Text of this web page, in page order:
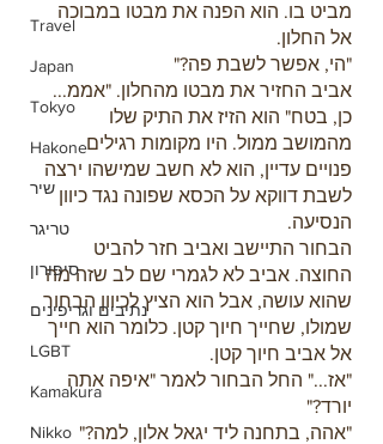
Travel
Japan
Tokyo
Hakone
שיר
טריגר
סיפורון
נתיבים וגריפינים
LGBT
Kamakura
Nikko
מביט בו. הוא הפנה את מבטו במבוכה
אל החלון.
"הי, אפשר לשבת פה?"
אביב החזיר את מבטו מהחלון. "אממ...
כן, בטח" הוא הזיז את התיק שלו
מהמושב ממול. היו מקומות רגילים
פנויים עדיין, הוא לא חשב שמישהו ירצה
לשבת דווקא על הכסא שפונה נגד כיוון
הנסיעה.
הבחור התיישב ואביב חזר להביט
החוצה. אביב לא לגמרי שם לב שזה מה
שהוא עושה, אבל הוא הציץ לכיוון הבחור
שמולו, שחייך חיוך קטן. כלומר הוא חייך
אל אביב חיוך קטן.
"אז..." החל הבחור לאמר "איפה אתה
יורד?"
"אהה, בתחנה ליד יגאל אלון, למה?"